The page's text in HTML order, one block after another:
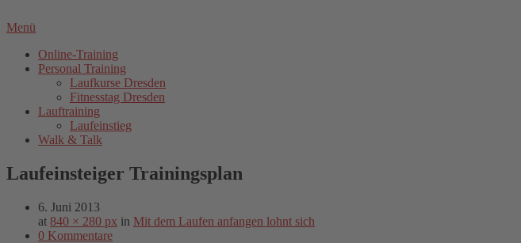
Menü
Online-Training
Personal Training
Laufkurse Dresden
Fitnesstag Dresden
Lauftraining
Laufeinstieg
Walk & Talk
Laufeinsteiger Trainingsplan
6. Juni 2013
at 840 × 280 px in Mit dem Laufen anfangen lohnt sich
0 Kommentare